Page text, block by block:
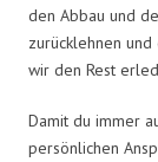
den Abbau und
zurücklehnen
wir den Rest
Damit du immer
persönlichen